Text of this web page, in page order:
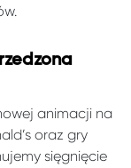
animacji na
oraz gry
sięgnięcie